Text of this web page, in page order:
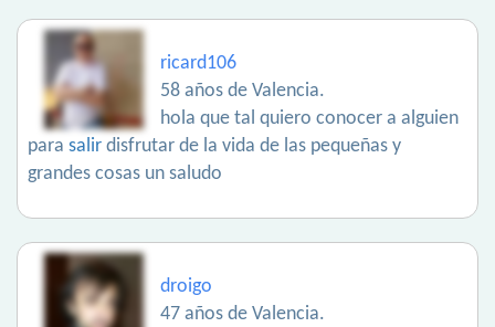
ricard106
58 años de Valencia.
hola que tal quiero conocer a alguien
para salir disfrutar de la vida de las pequeñas y
grandes cosas un saludo
droigo
47 años de Valencia.